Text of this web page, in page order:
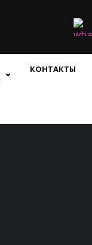
КОНТАКТЫ